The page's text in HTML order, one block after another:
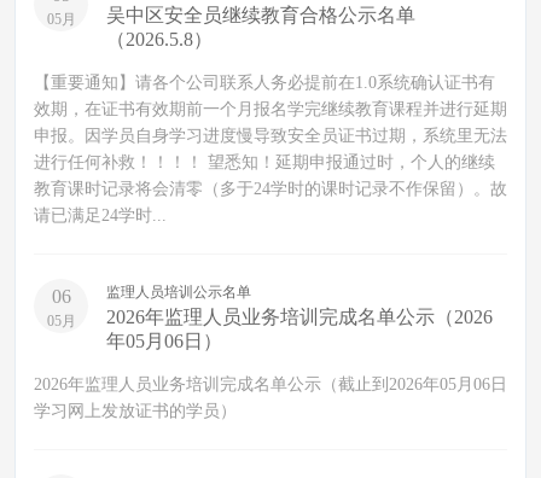
05月
吴中区安全员继续教育合格公示名单
（2026.5.8）
【重要通知】请各个公司联系人务必提前在1.0系统确认证书有
效期，在证书有效期前一个月报名学完继续教育课程并进行延期
申报。因学员自身学习进度慢导致安全员证书过期，系统里无法
进行任何补救！！！！ 望悉知！延期申报通过时，个人的继续
教育课时记录将会清零（多于24学时的课时记录不作保留）。故
请已满足24学时...
06
05月
监理人员培训公示名单
2026年监理人员业务培训完成名单公示（2026
年05月06日）
2026年监理人员业务培训完成名单公示（截止到2026年05月06日
学习网上发放证书的学员）